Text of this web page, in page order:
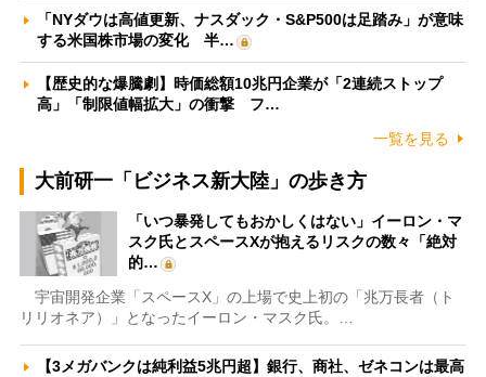
「NYダウは高値更新、ナスダック・S&P500は足踏み」が意味
する米国株市場の変化 半…
【歴史的な爆騰劇】時価総額10兆円企業が「2連続ストップ
高」「制限値幅拡大」の衝撃 フ…
一覧を見る
大前研一「ビジネス新大陸」の歩き方
「いつ暴発してもおかしくはない」イーロン・マ
スク氏とスペースXが抱えるリスクの数々「絶対
的…
宇宙開発企業「スペースX」の上場で史上初の「兆万長者（ト
リリオネア）」となったイーロン・マスク氏。…
【3メガバンクは純利益5兆円超】銀行、商社、ゼネコンは最高